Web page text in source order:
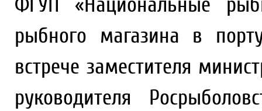
рыбного магазина в
встрече заместителя
руководителя